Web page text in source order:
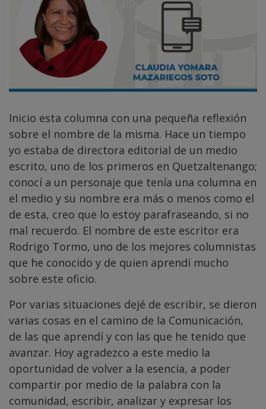
Inicio esta columna con una pequeña reflexión
sobre el nombre de la misma. Hace un tiempo
yo estaba de directora editorial de un medio
escrito, uno de los primeros en Quetzaltenango;
conocí a un personaje que tenía una columna en
el medio y su nombre era más o menos como el
de esta, creo que lo estoy parafraseando, si no
mal recuerdo. El nombre de este escritor era
Rodrigo Tormo, uno de los mejores columnistas
que he conocido y de quien aprendí mucho
sobre este oficio.
Por varias situaciones dejé de escribir, se dieron
varias cosas en el camino de la Comunicación,
de las que aprendí y con las que he tenido que
avanzar. Hoy agradezco a este medio la
oportunidad de volver a la esencia, a poder
compartir por medio de la palabra con la
comunidad, escribir, analizar y expresar los